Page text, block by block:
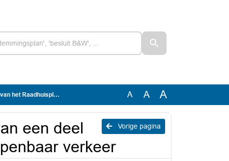
aan het openbaar verkeer A A A
Vorige pagina
een deel
verkeer